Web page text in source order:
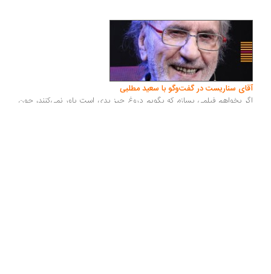
آقای سناریست در گفت‌وگو با سعید مطلبی
اگر بخواهم فیلمی بسازم که بگویم دروغ چیز بدی است باور نمی‌کنند، چون